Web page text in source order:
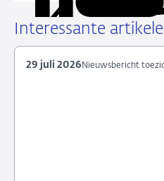
LinkedIn
via
X
Facebook
e-
Interessante
Nieuwsbericht
29 juli 2026